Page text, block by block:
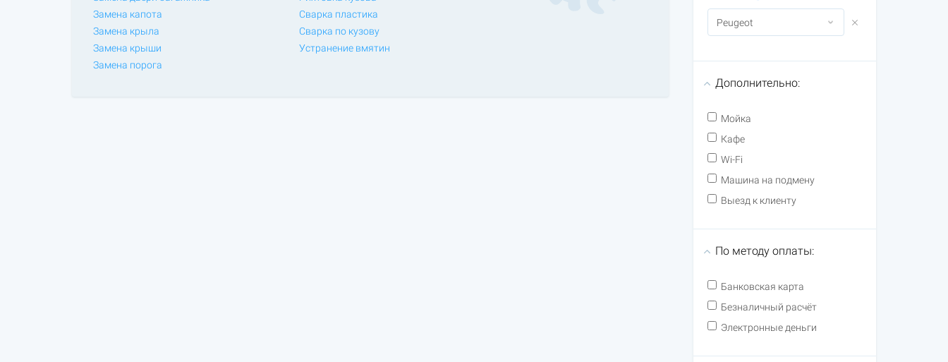
Замена капота
Замена крыла
Замена крыши
Замена порога
Сварка пластика
Сварка по кузову
Устранение вмятин
Дополнительно:
Мойка
Кафе
Wi-Fi
Машина на подмену
Выезд к клиенту
По методу оплаты:
Банковская карта
Безналичный расчёт
Электронные деньги